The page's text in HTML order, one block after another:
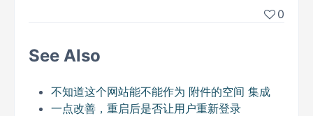
0
See Also
不知道这个网站能不能作为 附件的空间 集成
一点改善，重启后是否让用户重新登录